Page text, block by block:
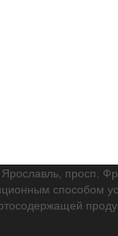
просп.
способом